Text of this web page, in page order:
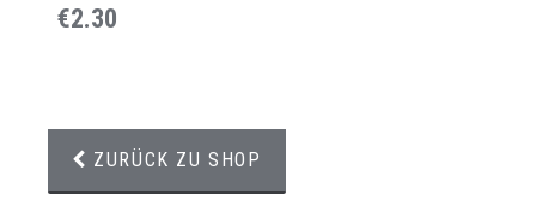
€2.30
ZURÜCK ZU SHOP